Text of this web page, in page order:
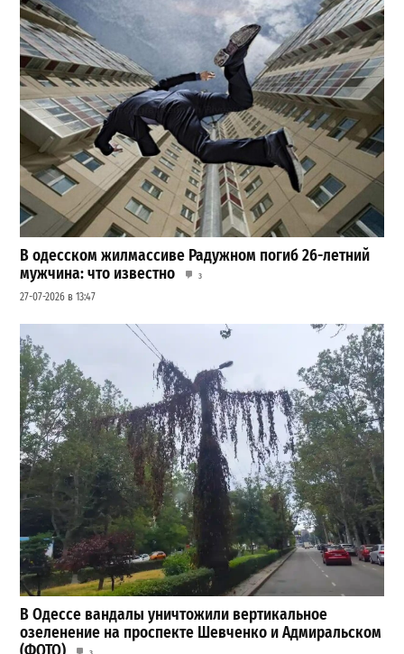
В одесском жилмассиве Радужном погиб 26-летний
мужчина: что известно
3
27-07-2026 в 13:47
В Одессе вандалы уничтожили вертикальное
озеленение на проспекте Шевченко и Адмиральском